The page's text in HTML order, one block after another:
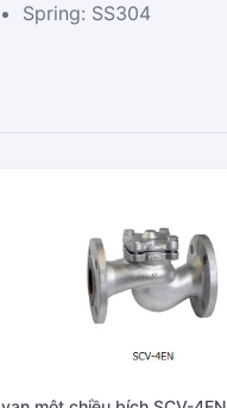
Spring: SS304